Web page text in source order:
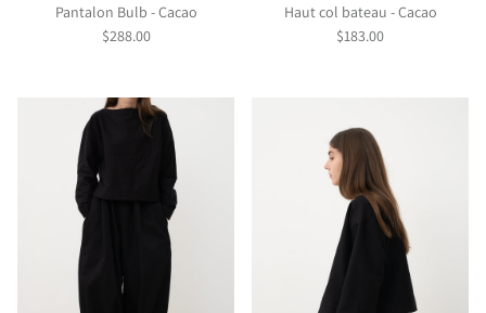
Pantalon Bulb - Cacao
$288.00
Haut col bateau - Cacao
$183.00